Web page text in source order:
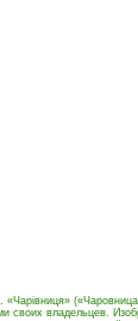
своих владельцев.